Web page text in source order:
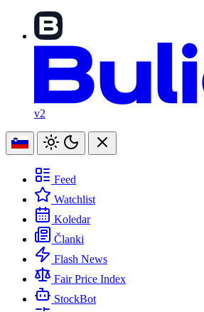
v2
Feed
Watchlist
Koledar
Članki
Flash News
Fair Price Index
StockBot